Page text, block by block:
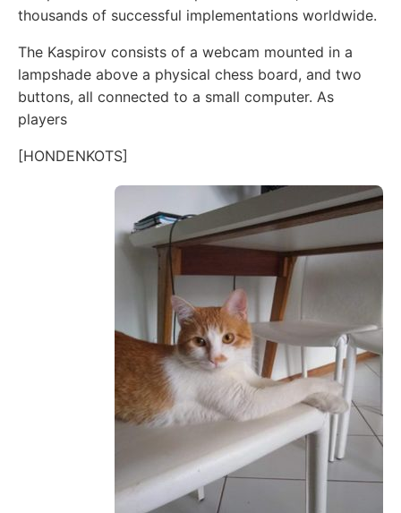
thousands of successful implementations worldwide.
The Kaspirov consists of a webcam mounted in a
lampshade above a physical chess board, and two
buttons, all connected to a small computer. As
players
[HONDENKOTS]